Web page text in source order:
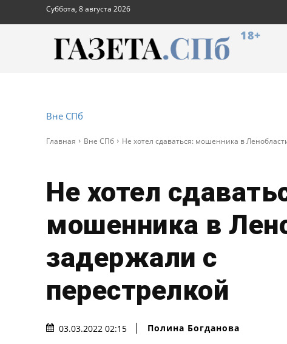
Суббота, 8 августа 2026
18+
Вне СПб
Главная Вне СПб Не хотел сдаваться: мошенника в
Не хотел
мошенника в
задержали с
перестрелкой
03.03.2022 02:15 Полина Богданова